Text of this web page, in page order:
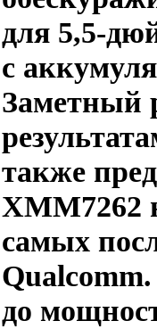
для 5,5-
с
Заметный
также
XMM7262
самых
Qualcomm.
до